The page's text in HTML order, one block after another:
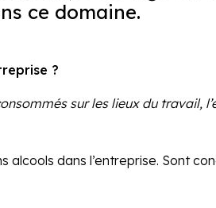
ce domaine.
?
sur les lieux du travail,
dans l’entreprise. Sont